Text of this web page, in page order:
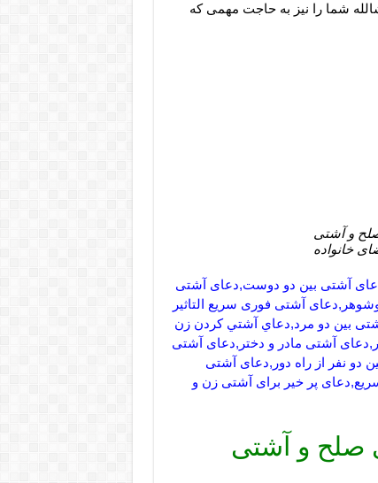
شما را نیز به حاجت مهمی که
صلح و آشتی
خانواده
آشتی بین دو دوست,دعای آشتی
آشتی فوری سریع التاثیر
بین دو مرد,دعاي آشتي كردن زن
آشتی مادر و دختر,دعای آشتی
نفر از راه دور,دعای آشتی
پر خیر برای آشتی زن و
صلح و آشتی